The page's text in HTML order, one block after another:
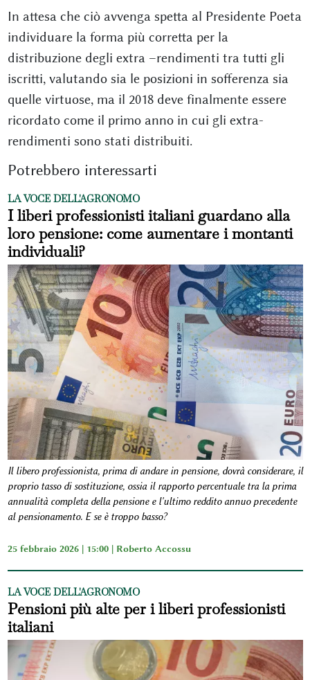
In attesa che ciò avvenga spetta al Presidente Poeta
individuare la forma più corretta per la
distribuzione degli extra –rendimenti tra tutti gli
iscritti, valutando sia le posizioni in sofferenza sia
quelle virtuose, ma il 2018 deve finalmente essere
ricordato come il primo anno in cui gli extra-
rendimenti sono stati distribuiti.
Potrebbero interessarti
LA VOCE DELL'AGRONOMO
I liberi professionisti italiani guardano alla
loro pensione: come aumentare i montanti
individuali?
Il libero professionista, prima di andare in pensione, dovrà considerare, il
proprio tasso di sostituzione, ossia il rapporto percentuale tra la prima
annualità completa della pensione e l'ultimo reddito annuo precedente
al pensionamento. E se è troppo basso?
25 febbraio 2026 | 15:00 | Roberto Accossu
LA VOCE DELL'AGRONOMO
Pensioni più alte per i liberi professionisti
italiani